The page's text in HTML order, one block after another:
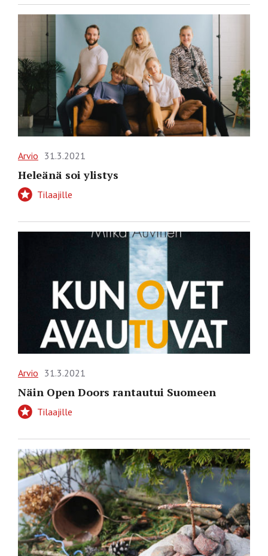
Arvio 31.3.2021
Heleänä soi ylistys
Tilaajille
Arvio 31.3.2021
Näin Open Doors rantautui Suomeen
Tilaajille